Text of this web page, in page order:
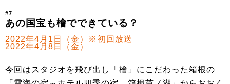
#7
あの国宝も檜でできている？
2022年4月1日（金）※初回放送
2022年4月8日（金）
今回はスタジオを飛び出し「檜」にこだわった箱根の